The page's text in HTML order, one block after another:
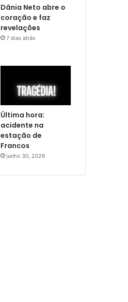
Dânia Neto abre o
coração e faz
revelações
7 dias atrás
Última hora:
acidente na
estação de
Francos
junho 30, 2026